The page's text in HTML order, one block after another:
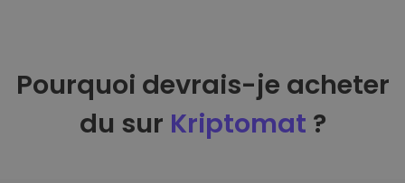
Pourquoi devrais-je acheter
du sur Kriptomat ?